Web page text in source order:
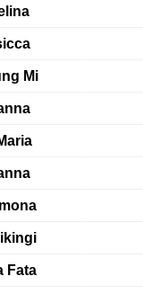
Mi
Fata